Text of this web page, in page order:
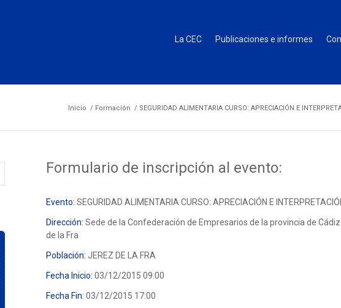
La CEC Publicaciones e informes
Inicio / Formación / SEGURIDAD ALIMENTARIA CURSO: APRECIACIÓN E
Formulario de inscripción al evento:
Evento: SEGURIDAD ALIMENTARIA CURSO: APRECIACIÓN E
Dirección: Sede de la Confederación de Empresarios de la provincia de
de la Fra
Población: JEREZ DE LA FRA
Fecha Inicio: 03/12/2015 09:00
Fecha Fin: 03/12/2015 17:00